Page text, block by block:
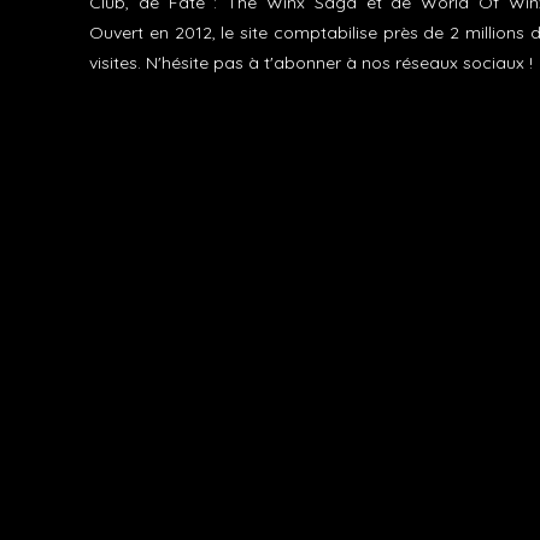
Ouvert en 2012, le site comptabilise près de 2 millions
visites. N'hésite pas à t'abonner à nos réseaux sociaux !